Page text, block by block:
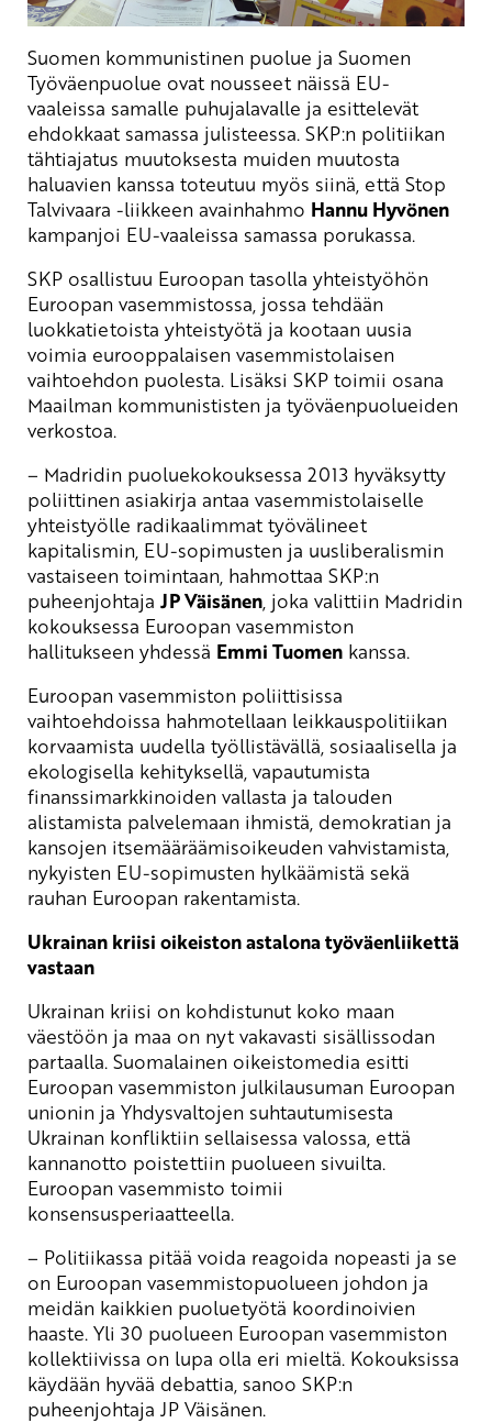
Suomen kommunistinen puolue ja Suomen
Työväenpuolue ovat nousseet näissä EU-
vaaleissa samalle puhujalavalle ja esittelevät
ehdokkaat samassa julisteessa. SKP:n politiikan
tähtiajatus muutoksesta muiden muutosta
haluavien kanssa toteutuu myös siinä, että Stop
Talvivaara -liikkeen avainhahmo Hannu Hyvönen
kampanjoi EU-vaaleissa samassa porukassa.
SKP osallistuu Euroopan tasolla yhteistyöhön
Euroopan vasemmistossa, jossa tehdään
luokkatietoista yhteistyötä ja kootaan uusia
voimia eurooppalaisen vasemmistolaisen
vaihtoehdon puolesta. Lisäksi SKP toimii osana
Maailman kommunististen ja työväenpuolueiden
verkostoa.
– Madridin puoluekokouksessa 2013 hyväksytty
poliittinen asiakirja antaa vasemmistolaiselle
yhteistyölle radikaalimmat työvälineet
kapitalismin, EU-sopimusten ja uusliberalismin
vastaiseen toimintaan, hahmottaa SKP:n
puheenjohtaja JP Väisänen, joka valittiin Madridin
kokouksessa Euroopan vasemmiston
hallitukseen yhdessä Emmi Tuomen kanssa.
Euroopan vasemmiston poliittisissa
vaihtoehdoissa hahmotellaan leikkauspolitiikan
korvaamista uudella työllistävällä, sosiaalisella ja
ekologisella kehityksellä, vapautumista
finanssimarkkinoiden vallasta ja talouden
alistamista palvelemaan ihmistä, demokratian ja
kansojen itsemääräämisoikeuden vahvistamista,
nykyisten EU-sopimusten hylkäämistä sekä
rauhan Euroopan rakentamista.
Ukrainan kriisi oikeiston astalona työväenliikettä
vastaan
Ukrainan kriisi on kohdistunut koko maan
väestöön ja maa on nyt vakavasti sisällissodan
partaalla. Suomalainen oikeistomedia esitti
Euroopan vasemmiston julkilausuman Euroopan
unionin ja Yhdysvaltojen suhtautumisesta
Ukrainan konfliktiin sellaisessa valossa, että
kannanotto poistettiin puolueen sivuilta.
Euroopan vasemmisto toimii
konsensusperiaatteella.
– Politiikassa pitää voida reagoida nopeasti ja se
on Euroopan vasemmistopuolueen johdon ja
meidän kaikkien puoluetyötä koordinoivien
haaste. Yli 30 puolueen Euroopan vasemmiston
kollektiivissa on lupa olla eri mieltä. Kokouksissa
käydään hyvää debattia, sanoo SKP:n
puheenjohtaja JP Väisänen.